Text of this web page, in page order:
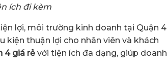
ích đi kèm
lợi, môi trường kinh doanh tại Quận 4
thuận lợi cho nhân viên và khách
4 giá rẻ với tiện ích đa dạng, giúp doanh